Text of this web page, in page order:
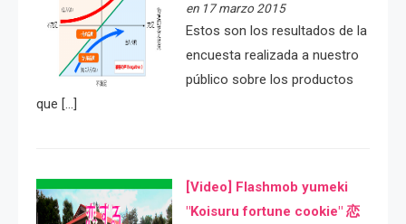
en 17 marzo 2015
Estos son los resultados de la
encuesta realizada a nuestro
público sobre los productos
que […]
[Video] Flashmob yumeki
"Koisuru fortune cookie" 恋